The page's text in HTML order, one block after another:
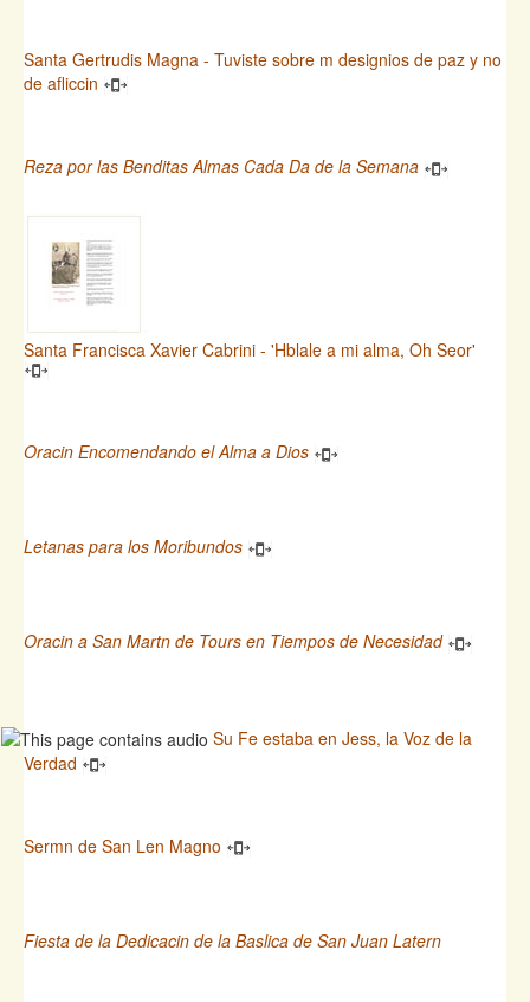
Santa Gertrudis Magna - Tuviste sobre m designios de paz y no
de afliccin
Reza por las Benditas Almas Cada Da de la Semana
Santa Francisca Xavier Cabrini - 'Hblale a mi alma, Oh Seor'
Oracin Encomendando el Alma a Dios
Letanas para los Moribundos
Oracin a San Martn de Tours en Tiempos de Necesidad
Su Fe estaba en Jess, la Voz de la
Verdad
Sermn de San Len Magno
Fiesta de la Dedicacin de la Baslica de San Juan Latern